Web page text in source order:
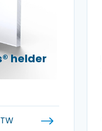
helder